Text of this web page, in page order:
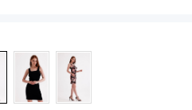
Crop & Büstiyer